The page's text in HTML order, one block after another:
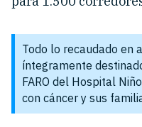
Todo lo recaudado en
íntegramente
FARO del Hospital
con cáncer y sus